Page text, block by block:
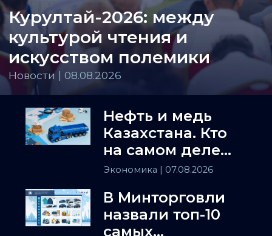
Курултай-2026: между
культурой чтения и
искусством полемики
Новости | 08.08.2026
Нефть и медь
Казахстана. Кто
на самом деле
держит
Азию
Экономика | 07.08.2026
В Минторговли
назвали топ-10
самых